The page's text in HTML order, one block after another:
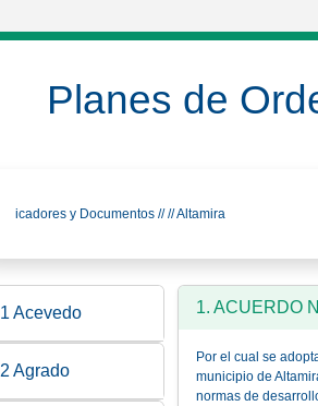
Planes de
icadores y Documentos // // Altamira
1 Acevedo
2 Agrado
1. ACUERDO
Por el cual se
municipio de
normas de